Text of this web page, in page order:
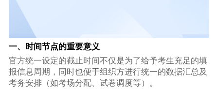
一、时间节点的重要意义
官方统一设定的截止时间不仅是为了给予考生充足的填
报信息周期，同时也便于组织方进行统一的数据汇总及
考务安排（如考场分配、试卷调度等）。